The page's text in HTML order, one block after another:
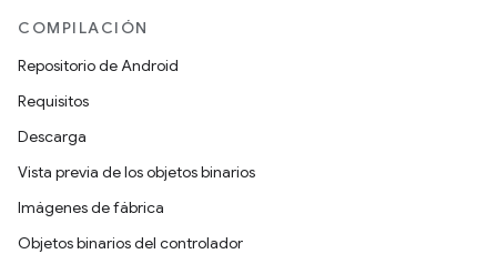
COMPILACIÓN
Repositorio de Android
Requisitos
Descarga
Vista previa de los objetos binarios
Imágenes de fábrica
Objetos binarios del controlador